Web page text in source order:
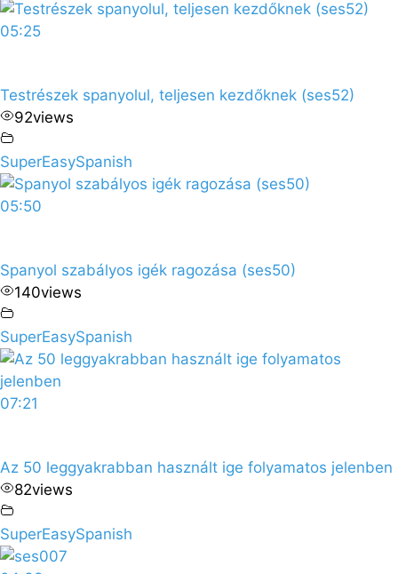
05:25
Testrészek spanyolul, teljesen kezdőknek (ses52)
92views
SuperEasySpanish
05:50
Spanyol szabályos igék ragozása (ses50)
140views
SuperEasySpanish
07:21
Az 50 leggyakrabban használt ige folyamatos jelenben
82views
SuperEasySpanish